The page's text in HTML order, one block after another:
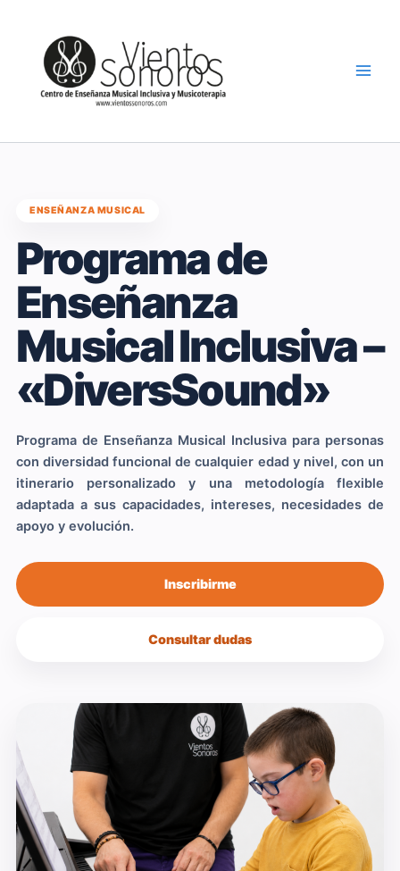
contenido
ENSEÑANZA MUSICAL
Programa de
Enseñanza
Musical Inclusiva –
«DiversSound»
Programa de Enseñanza Musical Inclusiva para personas
con diversidad funcional de cualquier edad y nivel, con un
itinerario personalizado y una metodología flexible
adaptada a sus capacidades, intereses, necesidades de
apoyo y evolución.
Inscribirme
Consultar dudas